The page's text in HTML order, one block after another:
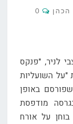
הכהן Comments
0
לניר, "פנקס
"על השועליות
באופן
בגרסה מודפסת
על אורח